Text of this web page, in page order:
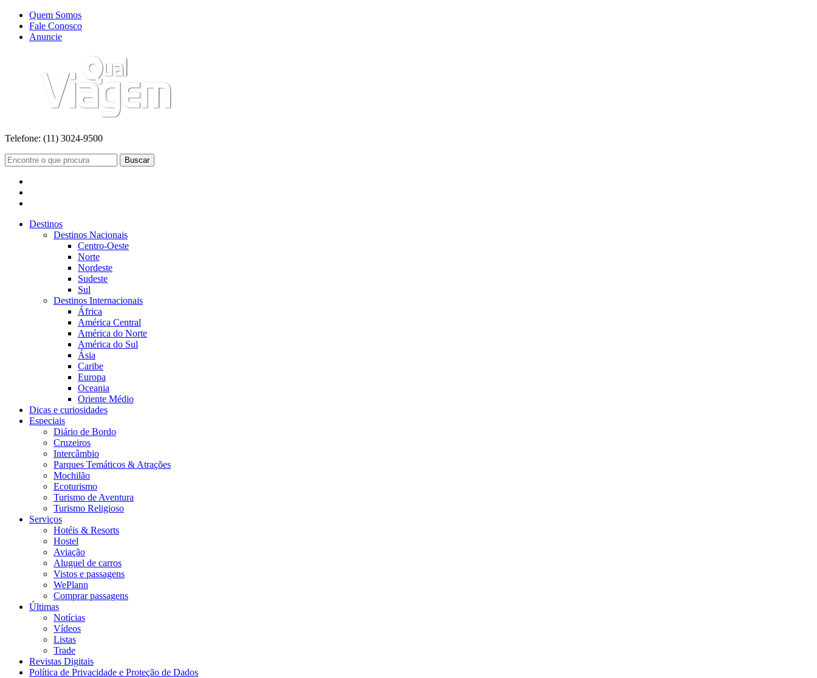
Quem Somos
Fale Conosco
Anuncie
Telefone: (11) 3024-9500
Buscar
Destinos
Destinos Nacionais
Centro-Oeste
Norte
Nordeste
Sudeste
Sul
Destinos Internacionais
África
América Central
América do Norte
América do Sul
Ásia
Caribe
Europa
Oceania
Oriente Médio
Dicas e curiosidades
Especiais
Diário de Bordo
Cruzeiros
Intercâmbio
Parques Temáticos & Atrações
Mochilão
Ecoturismo
Turismo de Aventura
Turismo Religioso
Serviços
Hotéis & Resorts
Hostel
Aviação
Aluguel de carros
Vistos e passagens
WePlann
Comprar passagens
Últimas
Notícias
Vídeos
Listas
Trade
Revistas Digitais
Política de Privacidade e Proteção de Dados